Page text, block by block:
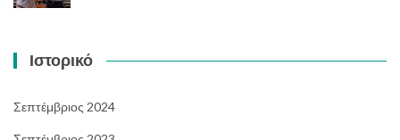
Ιστορικό
Σεπτέμβριος 2024